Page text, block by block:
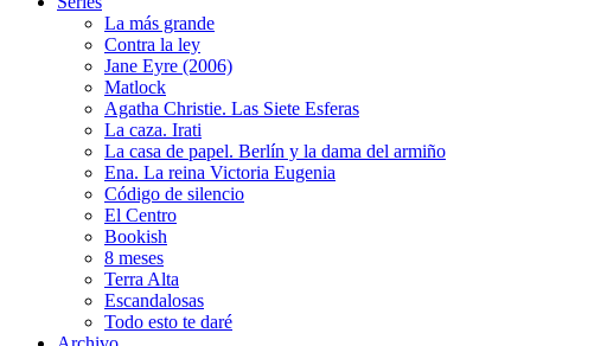
La más grande
Contra la ley
Jane Eyre (2006)
Matlock
Agatha Christie. Las Siete Esferas
La caza. Irati
La casa de papel. Berlín y la dama del armiño
Ena. La reina Victoria Eugenia
Código de silencio
El Centro
Bookish
8 meses
Terra Alta
Escandalosas
Todo esto te daré